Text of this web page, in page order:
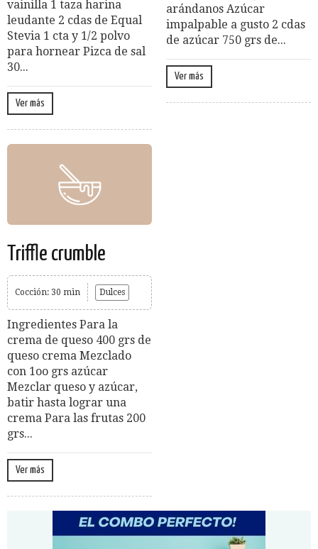
vainilla 1 taza harina
leudante 2 cdas de Equal
Stevia 1 cta y 1/2 polvo
para hornear Pizca de sal
30...
Ver más
arándanos Azúcar
impalpable a gusto 2 cdas
de azúcar 750 grs de...
Ver más
Triffle crumble
Cocción: 30 min Dulces
Ingredientes Para la
crema de queso 400 grs de
queso crema Mezclado
con 1oo grs azúcar
Mezclar queso y azúcar,
batir hasta lograr una
crema Para las frutas 200
grs...
Ver más